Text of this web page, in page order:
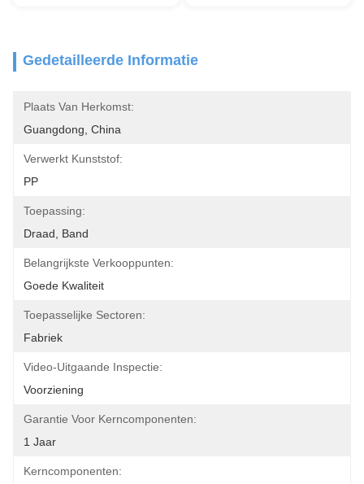
Gedetailleerde Informatie
Plaats Van Herkomst:
Guangdong, China
Verwerkt Kunststof:
PP
Toepassing:
Draad, Band
Belangrijkste Verkooppunten:
Goede Kwaliteit
Toepasselijke Sectoren:
Fabriek
Video-Uitgaande Inspectie:
Voorziening
Garantie Voor Kerncomponenten:
1 Jaar
Kerncomponenten: